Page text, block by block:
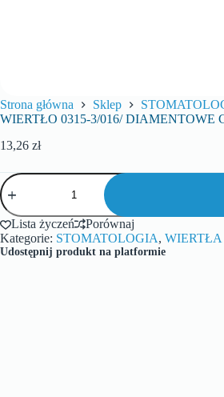
Strona główna Sklep
WIERTŁO 0315-3/016/ DIAMENTOWE
13,26 zł
Lista życzeń
Porównaj
Kategorie: STOMATOLOGIA, WIERTŁA
Udostępnij produkt na platformie